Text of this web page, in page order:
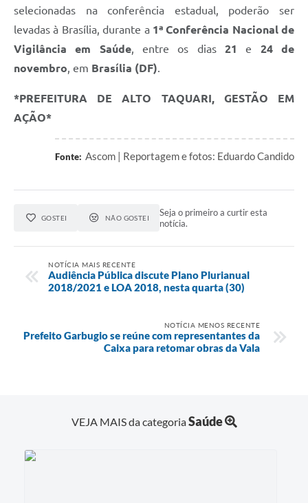
selecionadas na conferência estadual, poderão ser
levadas à Brasília, durante a 1ª Conferência Nacional de
Vigilância em Saúde, entre os dias21 e 24 de
novembro, em Brasília (DF).
*PREFEITURA DE ALTO TAQUARI, GESTÃO EM
AÇÃO*
Fonte: Ascom | Reportagem e fotos: Eduardo Candido
GOSTEI NÃO GOSTEI
Seja o primeiro a curtir esta
notícia.
NOTÍCIA MAIS RECENTE
Audiência Pública discute Plano Plurianual
2018/2021 e LOA 2018, nesta quarta (30)
NOTÍCIA MENOS RECENTE
Prefeito Garbugio se reúne com representantes da
Caixa para retomar obras da Vala
VEJA MAIS da categoriaSaúde